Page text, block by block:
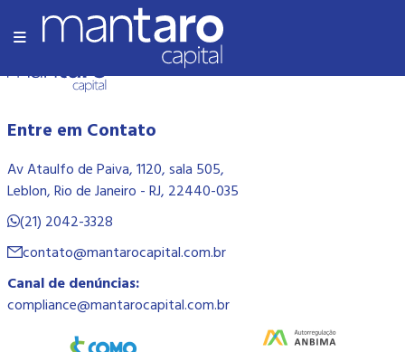
Olá Mundo!
Entre em Contato
Av Ataulfo de Paiva, 1120, sala 505,
Leblon, Rio de Janeiro - RJ, 22440-035
(21) 2042-3328
contato@mantarocapital.com.br
Canal de denúncias:
compliance@mantarocapital.com.br